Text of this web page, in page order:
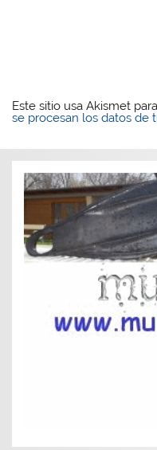
Este sitio usa Akismet
se procesan los datos de